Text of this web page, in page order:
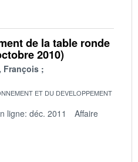
de la table ronde
2010)
François
ET DU DEVELOPPEMENT
ligne: déc. 2011
Affaire